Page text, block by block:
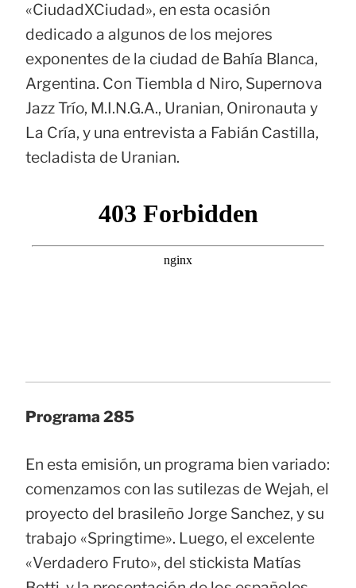
«CiudadXCiudad», en esta ocasión
dedicado a algunos de los mejores
exponentes de la ciudad de Bahía Blanca,
Argentina. Con Tiembla d Niro, Supernova
Jazz Trío, M.I.N.G.A., Uranian, Onironauta y
La Cría, y una entrevista a Fabián Castilla,
tecladista de Uranian.
Programa 285
En esta emisión, un programa bien variado:
comenzamos con las sutilezas de Wejah, el
proyecto del brasileño Jorge Sanchez, y su
trabajo «Springtime». Luego, el excelente
«Verdadero Fruto», del stickista Matías